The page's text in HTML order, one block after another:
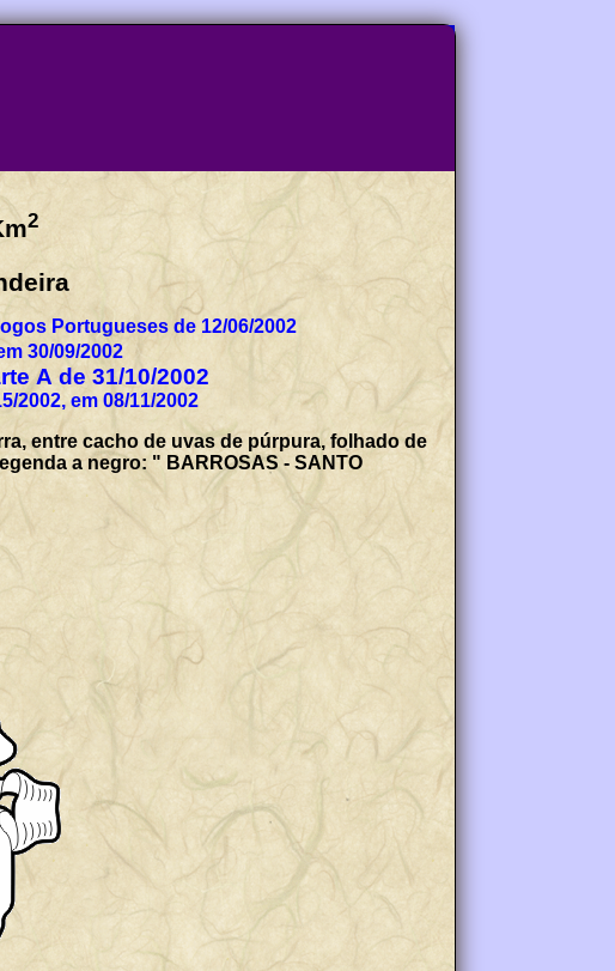
2
Portugueses de 12/06/2002
30/09/2002
A de 31/10/2002
2002, em 08/11/2002
entre cacho de uvas de púrpura, folhado de
a negro: " BARROSAS - SANTO